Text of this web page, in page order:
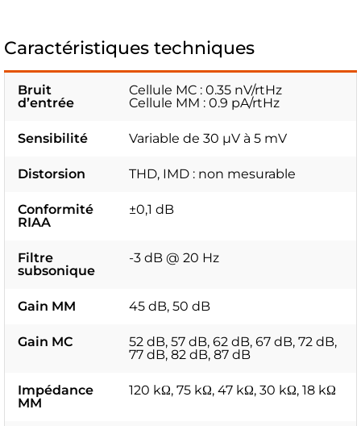
Caractéristiques techniques
Bruit
d’entrée
Cellule MC : 0.35 nV/rtHz
Cellule MM : 0.9 pA/rtHz
Sensibilité Variable de 30 µV à 5 mV
Distorsion THD, IMD : non mesurable
Conformité
RIAA
±0,1 dB
Filtre
subsonique
-3 dB @ 20 Hz
Gain MM 45 dB, 50 dB
Gain MC
52 dB, 57 dB, 62 dB, 67 dB, 72 dB,
77 dB, 82 dB, 87 dB
Impédance
MM
120 kΩ, 75 kΩ, 47 kΩ, 30 kΩ, 18 kΩ